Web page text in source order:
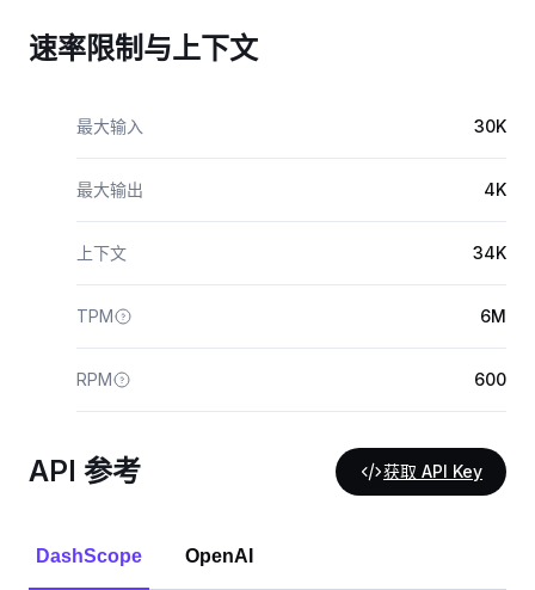
速率限制与上下文
最大输入 30K
最大输出 4K
上下文 34K
TPM 6M
RPM 600
API 参考 获取 API Key
DashScope OpenAI